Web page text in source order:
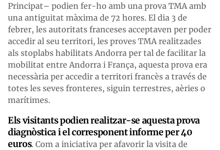
Principat– podien fer-ho amb una prova TMA amb
una antiguitat màxima de 72 hores. El dia 3 de
febrer, les autoritats franceses acceptaven per poder
accedir al seu territori, les proves TMA realitzades
als stoplabs habilitats Andorra per tal de facilitar la
mobilitat entre Andorra i França, aquesta prova era
necessària per accedir a territori francès a través de
totes les seves fronteres, siguin terrestres, aèries o
marítimes.
Els visitants podien realitzar-se aquesta prova
diagnòstica i el corresponent informe per 40
euros. Com a iniciativa per afavorir la visita de